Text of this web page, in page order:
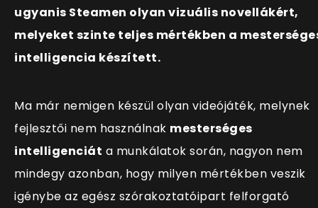
ugyanis Steamen olyan vizuális novellákért,
melyeket szinte teljes mértékben a
intelligencia készített.
Ma már nemigen készül olyan videójáték, melynek
fejlesztői nem használnak mesterséges
intelligenciát a munkálatok során, nagyon nem
mindegy azonban, hogy milyen mértékben veszik
igénybe az egész szórakoztatóipart felforgató